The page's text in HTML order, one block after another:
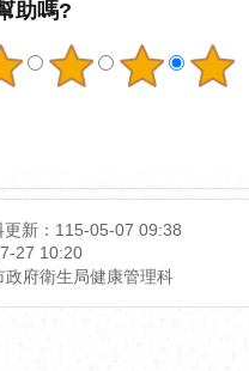
助嗎?
更新：115-05-07 09:38
27 10:20
政府衛生局健康管理科